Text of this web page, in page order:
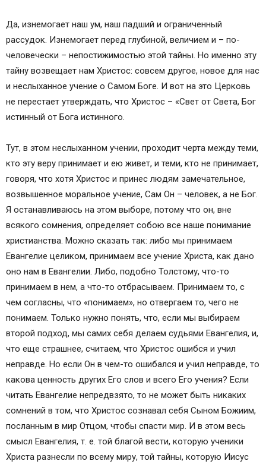
Да, изнемогает наш ум, наш падший и ограниченный
рассудок. Изнемогает перед глубиной, величием и – по-
человечески – непостижимостью этой тайны. Но именно эту
тайну возвещает нам Христос: совсем другое, новое для нас
и неслыханное учение о Самом Боге. И вот на это Церковь
не перестает утверждать, что Христос – «Свет от Света, Бог
истинный от Бога истинного.
Тут, в этом неслыханном учении, проходит черта между теми,
кто эту веру принимает и ею живет, и теми, кто не принимает,
говоря, что хотя Христос и принес людям замечательное,
возвышенное моральное учение, Сам Он – человек, а не Бог.
Я останавливаюсь на этом выборе, потому что он, вне
всякого сомнения, определяет собою все наше понимание
христианства. Можно сказать так: либо мы принимаем
Евангелие целиком, принимаем все учение Христа, как дано
оно нам в Евангелии. Либо, подобно Толстому, что-то
принимаем в нем, а что-то отбрасываем. Принимаем то, с
чем согласны, что «понимаем», но отвергаем то, чего не
понимаем. Только нужно понять, что, если мы выбираем
второй подход, мы самих себя делаем судьями Евангелия, и,
что еще страшнее, считаем, что Христос ошибся и учил
неправде. Но если Он в чем-то ошибался и учил неправде, то
какова ценность других Его слов и всего Его учения? Если
читать Евангелие непредвзято, то не может быть никаких
сомнений в том, что Христос сознавал себя Сыном Божиим,
посланным в мир Отцом, чтобы спасти мир. И в этом весь
смысл Евангелия, т. е. той благой вести, которую ученики
Христа разнесли по всему миру, той тайны, которую Иисус